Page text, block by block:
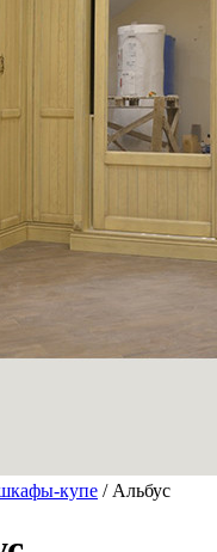
купе / Альбус